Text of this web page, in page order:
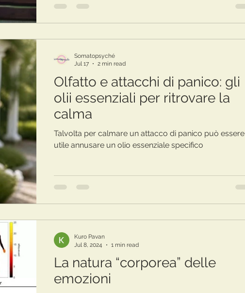
Olfatto e attacchi di panico: gli
olii essenziali per ritrovare la
calma
Talvolta per calmare un attacco di panico può essere
utile annusare un olio essenziale specifico
Somatopsyché
Jul 17
2 min read
La natura “corporea” delle
emozioni
Kuro Pavan
Jul 8, 2024
1 min read